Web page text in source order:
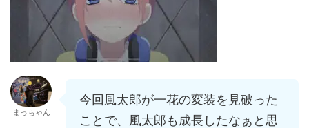
まっちゃん
今回風太郎が一花の変装を見破った
ことで、風太郎も成長したなぁと思